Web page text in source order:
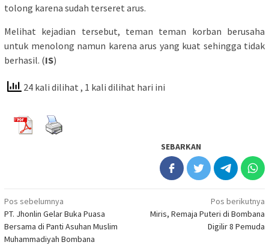
tolong karena sudah terseret arus.
Melihat kejadian tersebut, teman teman korban berusaha
untuk menolong namun karena arus yang kuat sehingga tidak
berhasil. (IS)
24 kali dilihat , 1 kali dilihat hari ini
SEBARKAN
Navigasi
pos
Pos sebelumnya
PT. Jhonlin Gelar Buka Puasa
Bersama di Panti Asuhan Muslim
Muhammadiyah Bombana
Pos berikutnya
Miris, Remaja Puteri di Bombana
Digilir 8 Pemuda